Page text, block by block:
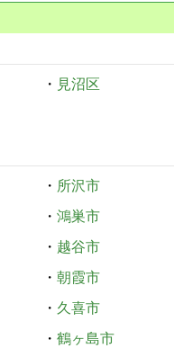
・ 見沼区
・ 所沢市
・ 鴻巣市
・ 越谷市
・ 朝霞市
・ 久喜市
・ 鶴ヶ島市